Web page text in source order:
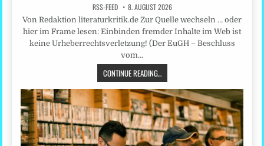
RSS-FEED 8. AUGUST 2026
Von Redaktion literaturkritik.de Zur Quelle wechseln … oder
hier im Frame lesen: Einbinden fremder Inhalte im Web ist
keine Urheberrechtsverletzung! (Der EuGH – Beschluss
vom…
CONTINUE READING...